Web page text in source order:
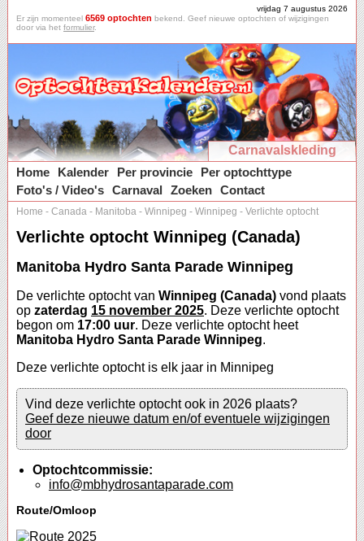
vrijdag 7 augustus 2026
Er zijn momenteel 6569 optochten bekend. Geef nieuwe optochten of wijzigingen
door via het formulier.
Carnavalskleding
Home
Kalender Per provincie
Per optochttype
Foto's / Video's Carnaval Zoeken Contact
Home - Canada - Manitoba - Winnipeg - Winnipeg - Verlichte optocht
Verlichte optocht Winnipeg (Canada)
Manitoba Hydro Santa Parade Winnipeg
De verlichte optocht van Winnipeg (Canada) vond plaats
op zaterdag 15 november 2025. Deze verlichte optocht
begon om 17:00 uur. Deze verlichte optocht heet
Manitoba Hydro Santa Parade Winnipeg.
Deze verlichte optocht is elk jaar in Minnipeg
Vind deze verlichte optocht ook in 2026 plaats?
Geef deze nieuwe datum en/of eventuele wijzigingen
door
Optochtcommissie:
info@mbhydrosantaparade.com
Route/Omloop